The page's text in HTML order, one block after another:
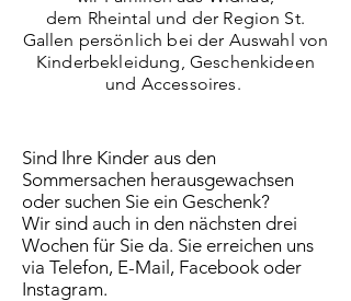
dem Rheintal und der Region St.
Gallen persönlich bei der Auswahl von
Kinderbekleidung, Geschenkideen
und Accessoires.
Sind Ihre Kinder aus den
Sommersachen herausgewachsen
oder suchen Sie ein Geschenk?
Wir sind auch in den nächsten drei
Wochen für Sie da. Sie erreichen uns
via Telefon, E-Mail, Facebook oder
Instagram.